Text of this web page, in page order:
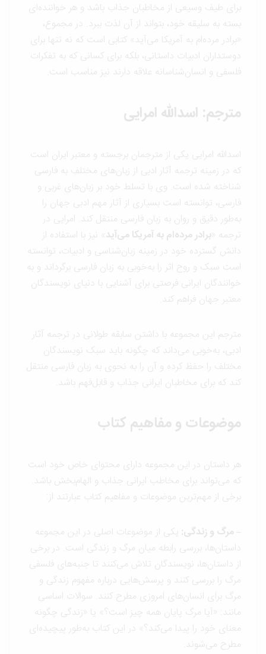
برای طیف وسیعی از مخاطبان جذاب باشد و هر خواننده‌ای
بسته به سلیقه خود، بتواند از آن لذت ببرد. در مجموع،
«برادر مرده‌ام به آمریکا می‌آید» کتابی است که نه تنها برای
دوستداران ادبیات داستانی، بلکه برای کسانی که به تفکرات
فلسفی و انسان‌شناسانه علاقه دارند نیز مناسب است.
مترجم: اسدالله امرایی
اسدالله امرایی یکی از مترجمان برجسته و معتبر ایران است
که در زمینه ترجمه آثار ادبی از زبان‌های مختلف به فارسی
شناخته شده است. وی با تسلط خود بر زبان‌های غربی و
فارسی، توانسته است بسیاری از آثار مهم ادبی جهان را
به‌طور دقیق و روان به زبان فارسی منتقل کند. امرایی در
ترجمه « برادر مرده‌ام به آمریکا می‌آید» نیز با استفاده از
دانش گسترده خود در زمینه زبان‌شناسی و ادبیات، توانسته
است سبک و روح اثر را به‌خوبی به زبان فارسی برگرداند و به
خوانندگان ایرانی فرصتی برای آشنایی با دنیای نویسندگان
معتبر جهان فراهم کند.
مترجم این مجموعه با داشتن سابقه طولانی در ترجمه آثار
ادبی، به‌خوبی می‌داند که چگونه باید سبک نویسندگان
مختلف را حفظ کرده و آن را به نحوی به زبان فارسی منتقل
کند که برای مخاطبان ایرانی جذاب و قابل‌فهم باشد.
موضوعات و مفاهیم کتاب
هر داستان در این مجموعه دارای محتوای خاص خود است
که می‌تواند برای مخاطب ایرانی جذاب و الهام‌بخش باشد.
برخی از مهم‌ترین موضوعات و مفاهیم کتاب عبارتند از:
– مرگ و زندگی:یکی از موضوعات اصلی در این مجموعه
داستان‌ها، بررسی رابطه میان مرگ و زندگی است. در برخی
از داستان‌ها، نویسندگان تلاش می‌کنند تا جنبه‌های فلسفی
مرگ را بررسی کنند و پرسش‌هایی درباره مفهوم زندگی و
مرگ برای انسان‌های امروزی مطرح کنند. سوالات اساسی
مانند: «آیا مرگ پایان همه چیز است؟» یا «زندگی چگونه
معنای خود را پیدا می‌کند؟» در این کتاب به‌طور پیچیده‌ای
مطرح می‌شوند.